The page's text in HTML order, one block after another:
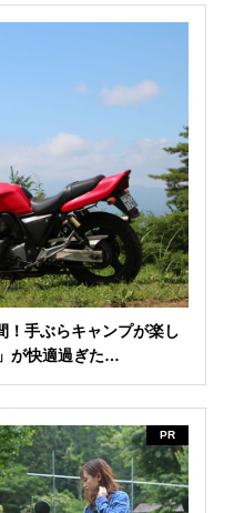
！手ぶらキャンプが楽し
が快適過ぎた…
PR